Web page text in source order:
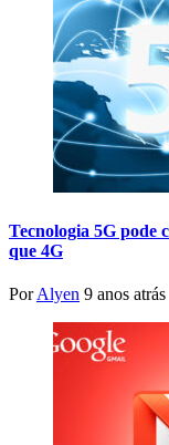
Tecnologia 5G pode
que 4G
PorAlyen 9 anos atrás